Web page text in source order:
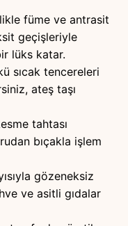
füme ve antrasit
geçişleriyle
lüks katar.
sıcak tencereleri
ateş taşı
tahtası
bıçakla işlem
gözeneksiz
ve asitli gıdalar